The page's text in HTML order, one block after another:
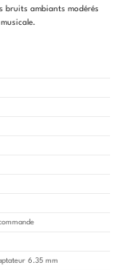
bruits ambiants modérés
6.35 mm